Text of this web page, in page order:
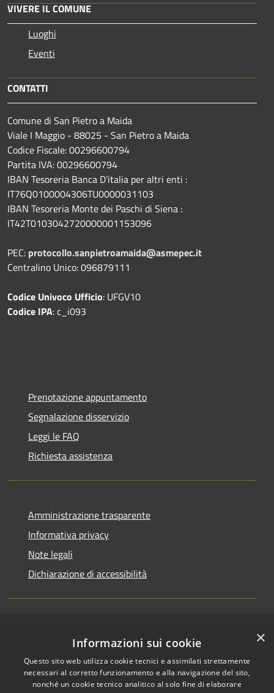
VIVERE IL COMUNE
Luoghi
Eventi
CONTATTI
Comune di San Pietro a Maida
Viale I Maggio - 88025 - San Pietro a Maida
Codice Fiscale: 00296600794
Partita IVA: 00296600794
IBAN Tesoreria Banca D’italia per altri enti :
IT76Q0100004306TU0000031103
IBAN Tesoreria Monte dei Paschi di Siena :
IT42T0103042720000001153096
PEC: protocollo.sanpietroamaida@asmepec.it
Centralino Unico: 096879111
Codice Univoco Ufficio: UFGV10
Codice IPA: c_i093
Prenotazione appuntamento
Segnalazione disservizio
Leggi le FAQ
Richiesta assistenza
Amministrazione trasparente
Informativa privacy
Note legali
Dichiarazione di accessibilità
Privacy
Cookie
Copyright © 2026 • Comune di
San Pietro a Maida • Powered
byMunicipium•Accesso
redazione
×
Informazioni sui cookie
Questo sito web utilizza cookie tecnici e assimilati strettamente
necessari al corretto funzionamento e alla navigazione del sito,
nonché un cookie tecnico analitico al solo fine di elaborare